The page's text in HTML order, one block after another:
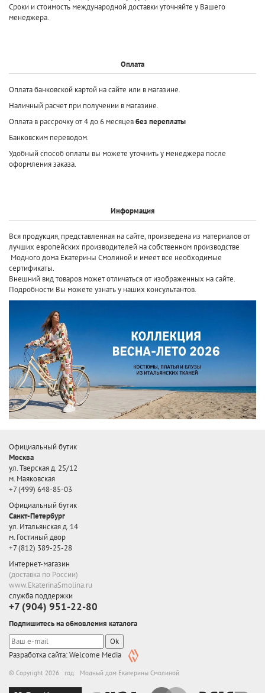
Сроки и стоимость международной доставки уточняйте у Вашего
менеджера.
Оплата
Оплата банковской картой на сайте или в магазине.
Наличный расчет при получении в магазине.
Оплата в рассрочку от 4 до 6 месяцевбез переплаты
Банковским переводом.
Удобный способ оплаты вы можете уточнить у менеджера после
оформления заказа.
Информация
Вся продукция, представленная на сайте, произведена из материалов от
лучших европейских производителей на собственном производстве
Модного дома Екатерины Смолиной и имеет все необходимые
сертификаты.
Внешний вид товаров может отличаться от изображенных на сайте.
Подробности Вы можете узнать у наших консультантов.
Официальный бутик
Москва
ул. Тверская д. 25/12
м. Маяковская
+7 (499) 648-85-03
Официальный бутик
Санкт-Петербург
ул. Итальянская д. 14
м. Гостиный двор
+7 (812) 389-25-28
Интернет-магазин
(доставка по России)
www.EkaterinaSmolina.ru
служба поддержки
+7 (904) 951-22-80
Подпишитесь на обновления каталога
Ok
Разработка сайта: Welcome Media
© Copyright 2026 год. Модный дом Екатерины Смолиной